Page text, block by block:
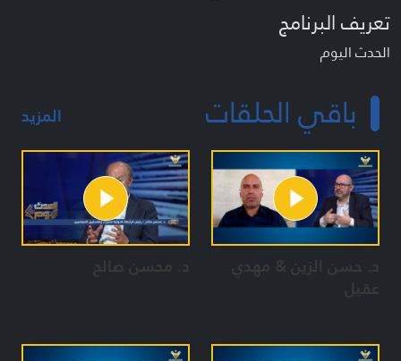
تعريف البرنامج
الحدث اليوم
باقي الحلقات المزيد
د. حسن الزين & مهدي
عقيل
د. محسن صالح